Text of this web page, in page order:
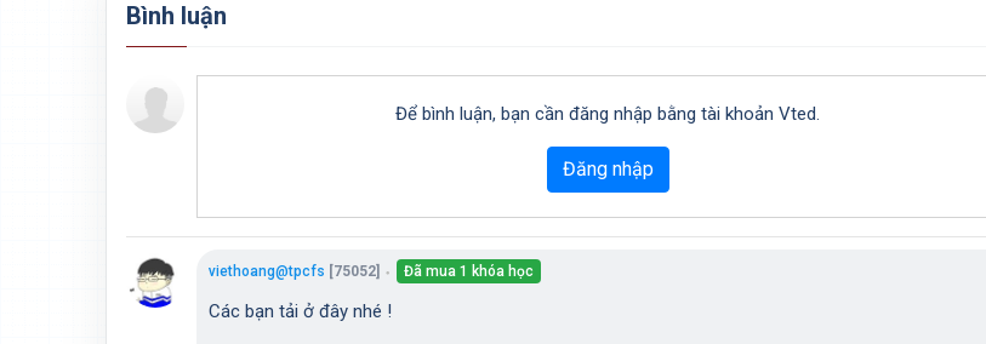
Bình luận
Để bình luận, bạn cần đăng nhập bằng tài khoản Vted.
Đăng nhập
viethoang@tpcfs [75052] ● Đã mua 1 khóa học
Các bạn tải ở đây nhé !